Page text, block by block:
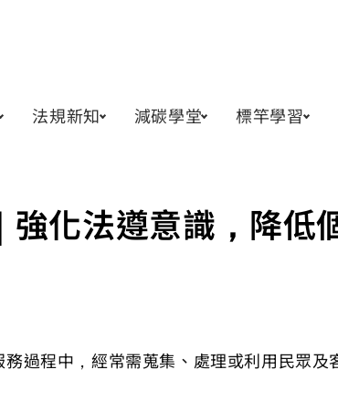
法規新知 減碳學堂 標竿學習
化法遵意識，降低
過程中，經常需蒐集、處理或利用民眾